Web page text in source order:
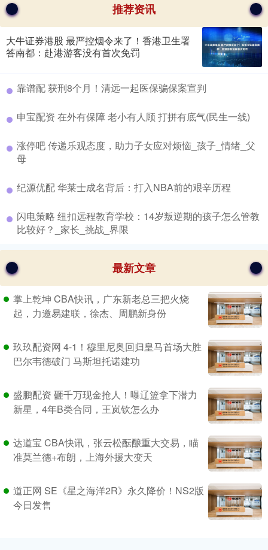
推荐资讯
大牛证券港股 最严控烟令来了！香港卫生署
答南都：赴港游客没有首次免罚
​靠谱配 获刑8个月！清远一起医保骗保案宣判
​申宝配资 在外有保障 老小有人顾 打拼有底气(民生一线)
​涨停吧 传递乐观态度，助力子女应对烦恼_孩子_情绪_父
母
​纪源优配 华莱士成名背后：打入NBA前的艰辛历程
​闪电策略 纽扣远程教育学校：14岁叛逆期的孩子怎么管教
比较好？_家长_挑战_界限
最新文章
掌上乾坤 CBA快讯，广东新老总三把火烧
起，力邀易建联，徐杰、周鹏新身份
玖玖配资网 4-1！穆里尼奥回归皇马首场大胜
巴尔韦德破门 马斯坦托诺建功
盛鹏配资 砸千万现金抢人！曝辽篮拿下潜力
新星，4年B类合同，王岚钦怎么办
达道宝 CBA快讯，张云松酝酿重大交易，瞄
准莫兰德+布朗，上海外援大变天
道正网 SE《星之海洋2R》永久降价！NS2版
今日发售